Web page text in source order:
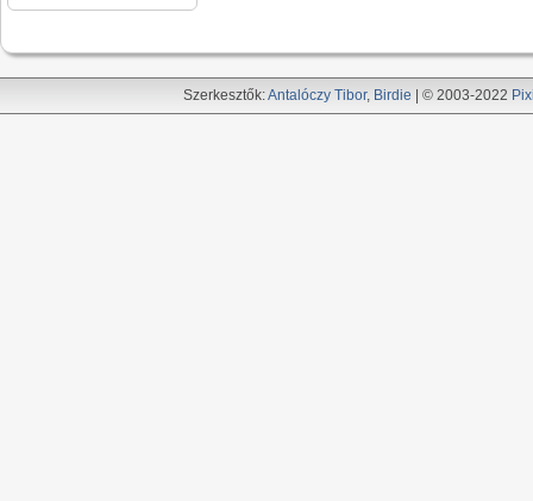
Szerkesztők:Antalóczy Tibor, Birdie | © 2003-2022